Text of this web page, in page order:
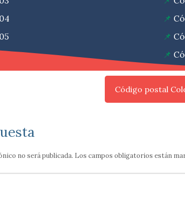
Código postal
no será publicada. Los campos obligatorios están